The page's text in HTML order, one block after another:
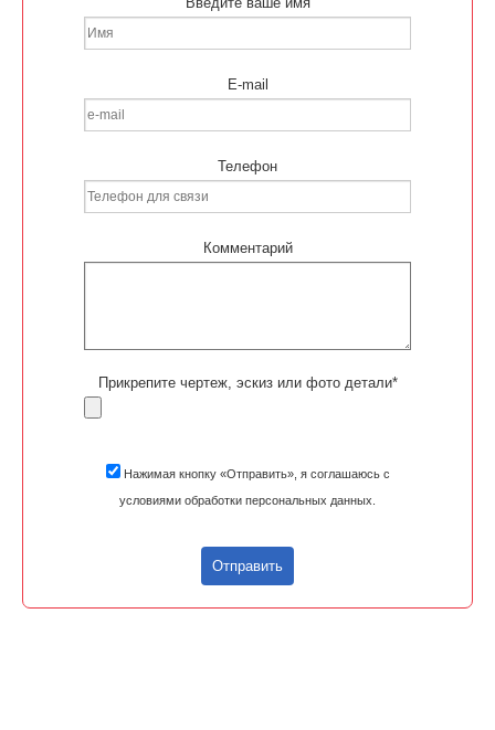
E-mail
Телефон
Комментарий
Прикрепите чертеж, эскиз или фото детали*
Нажимая кнопку «Отправить», я соглашаюсь с
условиями обработки персональных данных.
Отправить